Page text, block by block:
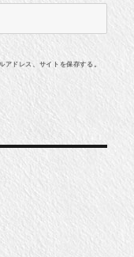
ドレス、サイトを保存する。